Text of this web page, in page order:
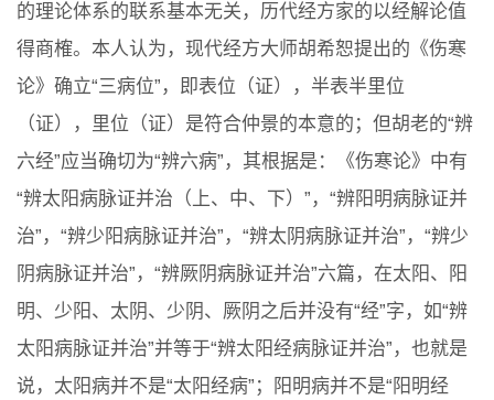
的理论体系的联系基本无关，历代经方家的以经解论值
得商榷。本人认为，现代经方大师胡希恕提出的《伤寒
论》确立“三病位”，即表位（证），半表半里位
（证），里位（证）是符合仲景的本意的；但胡老的“辨
六经”应当确切为“辨六病”，其根据是：《伤寒论》中有
“辨太阳病脉证并治（上、中、下）”，“辨阳明病脉证并
治”，“辨少阳病脉证并治”，“辨太阴病脉证并治”，“辨少
阴病脉证并治”，“辨厥阴病脉证并治”六篇，在太阳、阳
明、少阳、太阴、少阴、厥阴之后并没有“经”字，如“辨
太阳病脉证并治”并等于“辨太阳经病脉证并治”，也就是
说，太阳病并不是“太阳经病”；阳明病并不是“阳明经